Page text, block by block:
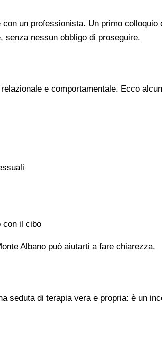
un professionista. Un primo colloquio
senza nessun obbligo di proseguire.
e comportamentale. Ecco
con il cibo
Albano può aiutarti a fare chiarezza.
seduta di terapia vera e propria: è un